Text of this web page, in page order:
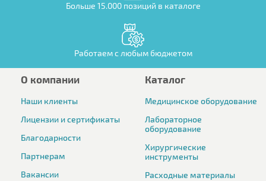
Больше 15.000 позиций в каталоге
Работаем с любым бюджетом
О компании
Наши клиенты
Лицензии и сертификаты
Благодарности
Партнерам
Вакансии
Каталог
Медицинское оборудование
Лабораторное
оборудование
Хирургические
инструменты
Расходные материалы